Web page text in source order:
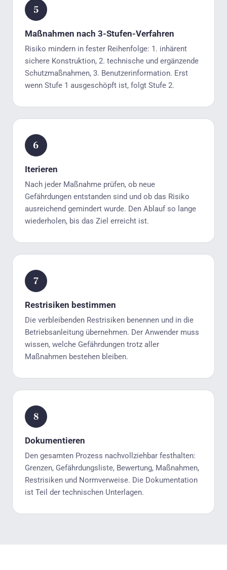
Maßnahmen nach 3-Stufen-Verfahren
Risiko mindern in fester Reihenfolge: 1. inhärent
sichere Konstruktion, 2. technische und ergänzende
Schutzmaßnahmen, 3. Benutzerinformation. Erst
wenn Stufe 1 ausgeschöpft ist, folgt Stufe 2.
Iterieren
Nach jeder Maßnahme prüfen, ob neue
Gefährdungen entstanden sind und ob das Risiko
ausreichend gemindert wurde. Den Ablauf so lange
wiederholen, bis das Ziel erreicht ist.
Restrisiken bestimmen
Die verbleibenden Restrisiken benennen und in die
Betriebsanleitung übernehmen. Der Anwender muss
wissen, welche Gefährdungen trotz aller
Maßnahmen bestehen bleiben.
Dokumentieren
Den gesamten Prozess nachvollziehbar festhalten:
Grenzen, Gefährdungsliste, Bewertung, Maßnahmen,
Restrisiken und Normverweise. Die Dokumentation
ist Teil der technischen Unterlagen.